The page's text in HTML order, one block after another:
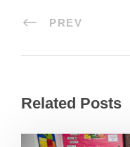
PREV
Related Posts